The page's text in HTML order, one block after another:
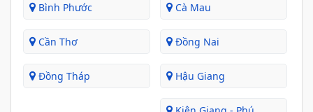
Bình Phước Cà Mau
Cần Thơ Đồng Nai
Đồng Tháp Hậu Giang